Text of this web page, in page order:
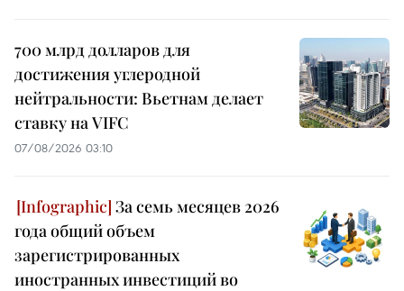
700 млрд долларов для
достижения углеродной
нейтральности: Вьетнам делает
ставку на VIFC
07/08/2026 03:10
За семь месяцев 2026
года общий объем
зарегистрированных
иностранных инвестиций во